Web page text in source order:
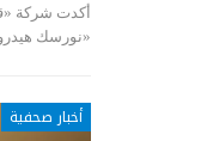
أكدت شركة
«نورسك
أخبار صحفية